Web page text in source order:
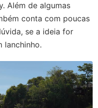
Além de algumas
conta com poucas
se a ideia for
lanchinho.